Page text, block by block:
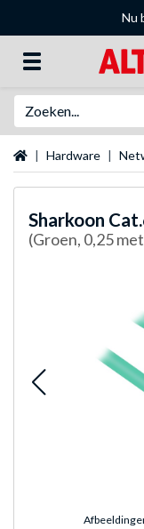
Nu
Startpagina
Hardware
Sharkoon
(Groen, 0,25